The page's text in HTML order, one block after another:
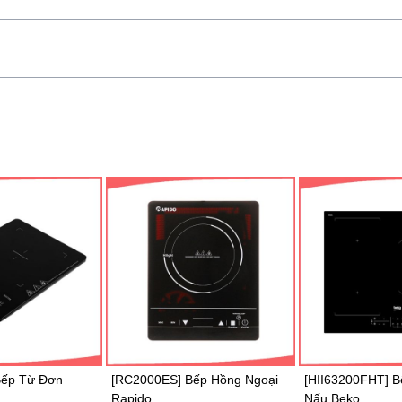
thời gian hẹn thích hợp cho món
đảm bảo món ăn được nấu chín
Gửi
Hồng Ngoại
[HII63200FHT] Bếp Từ 3 Vùng
Nấu Beko
[AKC720C/BLV]
Whirlpool